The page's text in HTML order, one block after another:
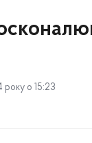
року о 15:23